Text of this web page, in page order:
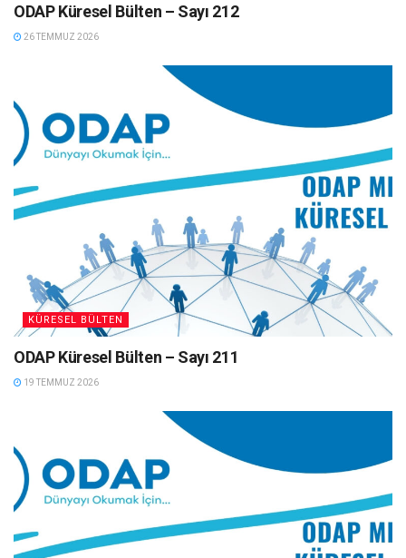
ODAP Küresel Bülten – Sayı 212
26 TEMMUZ 2026
KÜRESEL BÜLTEN
ODAP Küresel Bülten – Sayı 211
19 TEMMUZ 2026